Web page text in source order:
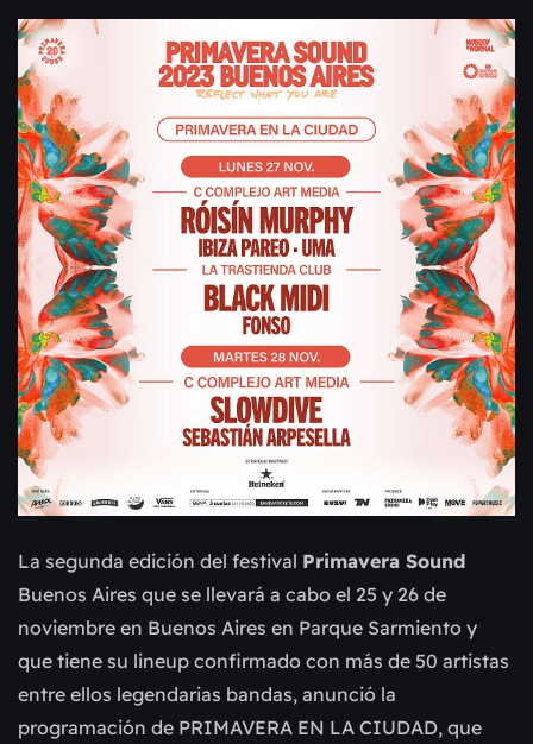
La segunda edición del festival Primavera Sound
Buenos Aires que se llevará a cabo el 25 y 26 de
noviembre en Buenos Aires en Parque Sarmiento y
que tiene su lineup confirmado con más de 50 artistas
entre ellos legendarias bandas, anunció la
programación de PRIMAVERA EN LA CIUDAD, que